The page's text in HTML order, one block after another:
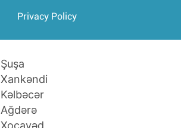
Privacy Policy
Şuşa
Xankəndi
Kəlbəcər
Ağdərə
Xocavəd